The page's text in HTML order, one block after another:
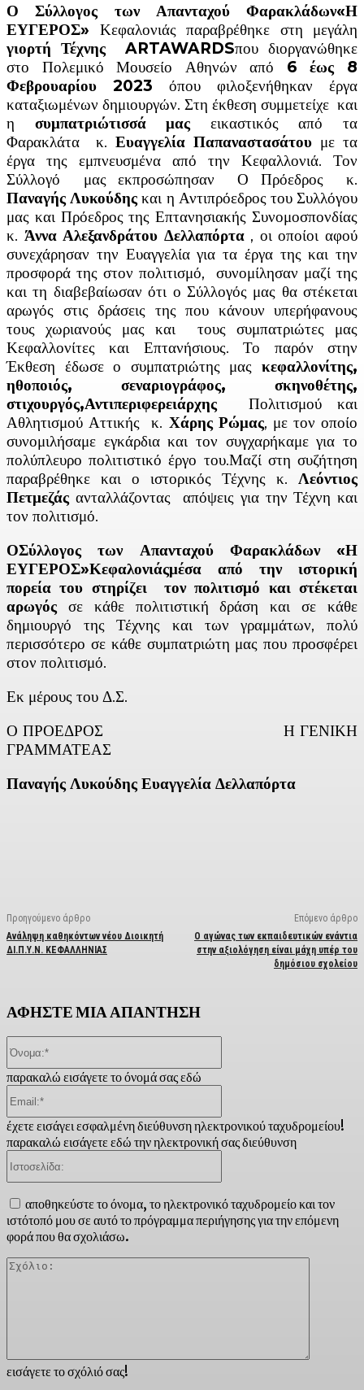
Ο Σύλλογος των Απανταχού Φαρακλάδων«Η
ΕΥΓΕΡΟΣ» Κεφαλονιάς παραβρέθηκε στη μεγάλη
γιορτή Τέχνης ARTAWARDSπου διοργανώθηκε
στο Πολεμικό Μουσείο Αθηνών από 6 έως 8
Φεβρουαρίου 2023 όπου φιλοξενήθηκαν έργα
καταξιωμένων δημιουργών. Στη έκθεση συμμετείχε και
η συμπατριώτισσά μας εικαστικός από τα
Φαρακλάτα κ. Ευαγγελία Παπαναστασάτου με τα
έργα της εμπνευσμένα από την Κεφαλλονιά. Τον
Σύλλογό μας εκπροσώπησαν Ο Πρόεδρος κ.
Παναγής Λυκούδης και η Αντιπρόεδρος του Συλλόγου
μας και Πρόεδρος της Επτανησιακής Συνομοσπονδίας
κ. Άννα Αλεξανδράτου Δελλαπόρτα, οι οποίοι αφού
συνεχάρησαν την Ευαγγελία για τα έργα της και την
προσφορά της στον πολιτισμό, συνομίλησαν μαζί της
και τη διαβεβαίωσαν ότι ο Σύλλογός μας θα στέκεται
αρωγός στις δράσεις της που κάνουν υπερήφανους
τους χωριανούς μας και τους συμπατριώτες μας
Κεφαλλονίτες και Επτανήσιους. Το παρόν στην
Έκθεση έδωσε ο συμπατριώτης μας κεφαλλονίτης,
ηθοποιός, σεναριογράφος, σκηνοθέτης,
στιχουργός,Αντιπεριφερειάρχης Πολιτισμού και
Αθλητισμού Αττικής κ. Χάρης Ρώμας, με τον οποίο
συνομιλήσαμε εγκάρδια και τον συγχαρήκαμε για το
πολύπλευρο πολιτιστικό έργο του.Μαζί στη συζήτηση
παραβρέθηκε και ο ιστορικός Τέχνης κ. Λεόντιος
Πετμεζάς ανταλλάζοντας απόψεις για την Τέχνη και
τον πολιτισμό.
ΟΣύλλογος των Απανταχού Φαρακλάδων «Η
ΕΥΓΕΡΟΣ»Κεφαλονιάςμέσα από την ιστορική
πορεία του στηρίζει τον πολιτισμό και στέκεται
αρωγός σε κάθε πολιτιστική δράση και σε κάθε
δημιουργό της Τέχνης και των γραμμάτων, πολύ
περισσότερο σε κάθε συμπατριώτη μας που προσφέρει
στον πολιτισμό.
Εκ μέρους του Δ.Σ.
Ο ΠΡΟΕΔΡΟΣ Η ΓΕΝΙΚΗ
ΓΡΑΜΜΑΤΕΑΣ
Παναγής Λυκούδης Ευαγγελία Δελλαπόρτα
Προηγούμενο άρθρο
Ανάληψη καθηκόντων νέου Διοικητή
ΔΙ.Π.Υ.Ν. ΚΕΦΑΛΛΗΝΙΑΣ
Επόμενο άρθρο
Ο αγώνας των εκπαιδευτικών ενάντια
στην αξιολόγηση είναι μάχη υπέρ του
δημόσιου σχολείου
ΑΦΗΣΤΕ ΜΙΑ ΑΠΑΝΤΗΣΗ
εισάγετε το σχόλιό σας!
παρακαλώ εισάγετε το όνομά σας εδώ
έχετε εισάγει εσφαλμένη διεύθυνση ηλεκτρονικού ταχυδρομείου!
παρακαλώ εισάγετε εδώ την ηλεκτρονική σας διεύθυνση
αποθηκεύστε το όνομα, το ηλεκτρονικό ταχυδρομείο και τον
ιστότοπό μου σε αυτό το πρόγραμμα περιήγησης για την επόμενη
φορά που θα σχολιάσω.